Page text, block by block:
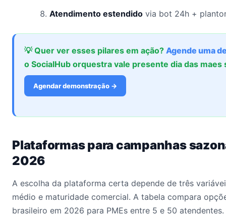
Atendimento estendido via bot 24h +
💡 Quer ver esses pilares em ação? Agende uma
o SocialHub orquestra vale presente dia das
Agendar demonstração →
Plataformas para campanhas
2026
A escolha da plataforma certa depende de três
médio e maturidade comercial. A tabela compara
brasileiro em 2026 para PMEs entre 5 e 50 atendentes.